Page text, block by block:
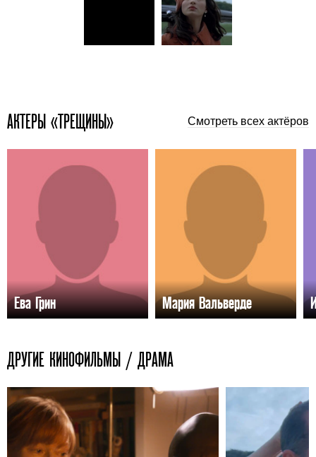
АКТЕРЫ «ТРЕЩИНЫ» Смотреть всех актёров
Ева Грин Мария Вальверде
ДРУГИЕ КИНОФИЛЬМЫ / ДРАМА